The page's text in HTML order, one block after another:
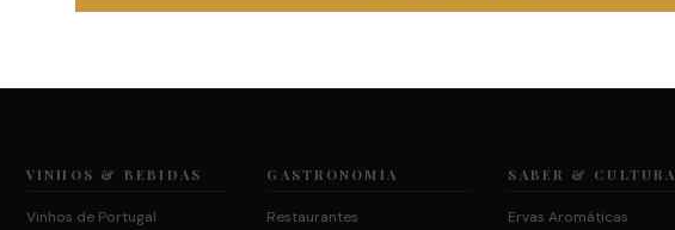
VINHOS & BEBIDAS
Vinhos de Portugal
GASTRONOMIA
Restaurantes
SABER & CULTURA
Ervas Aromáticas